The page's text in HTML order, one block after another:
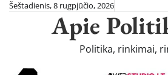
SkipŠeštadienis, 8 rugpjūčio, 2026
Apie
Politika, rinkimai,